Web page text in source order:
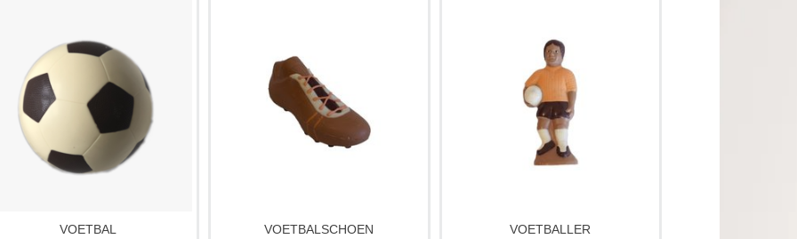
voetbal of sport fan.
VOETBAL
voetbalwedstrijd om lekker van te
snoepen.
VOETBALSCHOEN
aan een echte voetbal of sport fanaat te
geven!
VOETBALLER